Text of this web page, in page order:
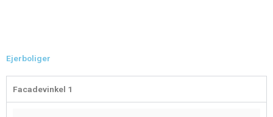
Ejerboliger
Facadevinkel 1